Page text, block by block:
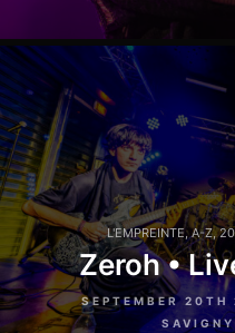
L'EMPREINTE,A-Z,
Zeroh •
SEPTEMBER 20TH